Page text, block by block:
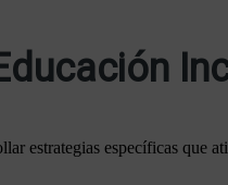
estrategias específicas que